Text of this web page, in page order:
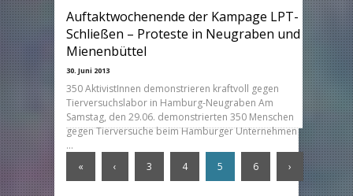
Auftaktwochenende der Kampage LPT-
Schließen – Proteste in Neugraben und
Mienenbüttel
30. Juni 2013
350 AktivistInnen demonstrieren kraftvoll gegen
Tierversuchslabor in Hamburg-Neugraben Am
Samstag, den 29.06. demonstrierten 350 Menschen
gegen Tierversuche beim Hamburger Unternehmen
…
«
‹ 3 4 5 6 ›